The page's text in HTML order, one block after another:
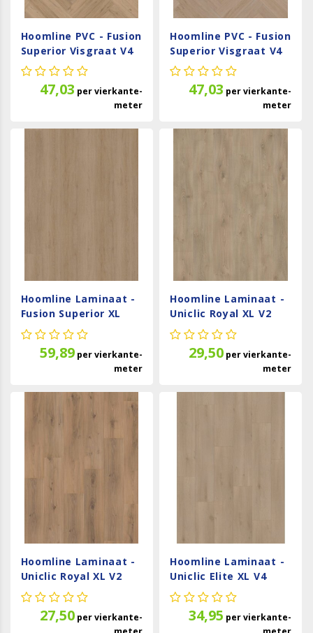
Hoomline PVC - Fusion
Superior Visgraat V4
Gotham Oak Natural
107526
47,03 pervierkante-
meter
Hoomline PVC - Fusion
Superior Visgraat V4
Gotham Oak Oiled
1075137
47,03 pervierkante-
meter
Hoomline Laminaat -
Fusion Superior XL
Gotham Oak Flax
1075129
59,89pervierkante-
meter
Hoomline Laminaat -
Uniclic Royal XL V2
Aquaprotect
Vaalserberg 106
29,50 pervierkante-
meter
Hoomline Laminaat -
Uniclic Royal XL V2
Jungfrau 4936
27,50pervierkante-
Hoomline Laminaat -
Uniclic Elite XL V4
Zaan 6084
34,95 pervierkante-